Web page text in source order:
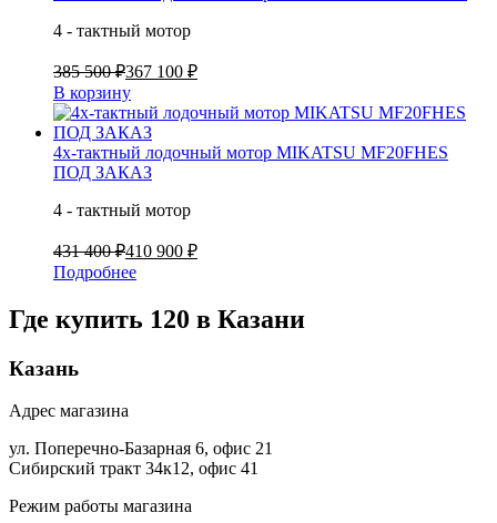
4 - тактный мотор
385 500 ₽367 100 ₽
В корзину
4х-тактный лодочный мотор MIKATSU MF20FHES
ПОД ЗАКАЗ
4 - тактный мотор
431 400 ₽410 900 ₽
Подробнее
Где купить 120 в Казани
Казань
Адрес магазина
ул. Поперечно-Базарная 6, офис 21
Сибирский тракт 34к12, офис 41
Режим работы магазина